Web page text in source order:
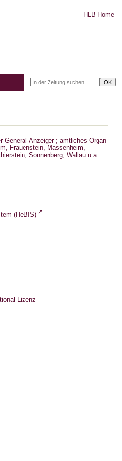
HLB Home
General-Anzeiger ; amtliches Organ
Frauenstein, Massenheim,
Sonnenberg, Wallau u.a.
(HeBIS)
Lizenz